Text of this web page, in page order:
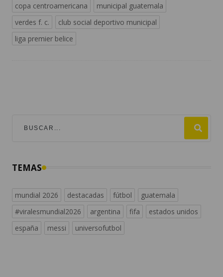
copa centroamericana
municipal guatemala
verdes f. c.
club social deportivo municipal
liga premier belice
TEMAS
mundial 2026 destacadas fútbol
guatemala
#viralesmundial2026
argentina fifa
estados unidos
españa
messi universofutbol